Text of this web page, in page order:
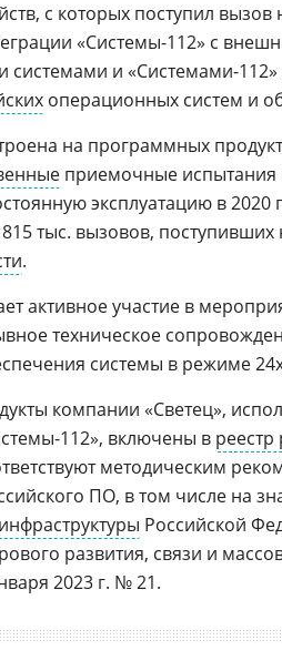
с которых поступил
«Системы-112» с
и «Системами-
операционных систем и
на программных
приемочные испытания
эксплуатацию в 2020
тыс. вызовов,
.
активное участие в
техническое
системы в режиме
компании «Светец»,
112», включены в
методическим
ПО, в том числе на
Российской
развития, связи и
2023 г. № 21.